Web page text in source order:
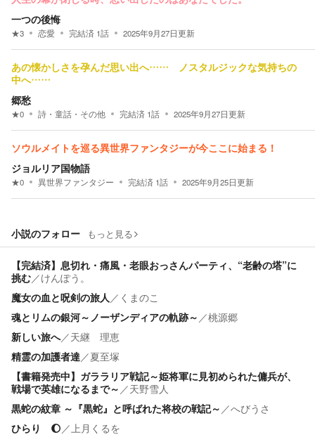
一つの後悔
★3 恋愛 完結済 1話 2025年9月27日更新
あの懐かしさを孕んだ思い出へ…… ノスタルジックな気持ちの
中へ……
郷愁
★0 詩・童話・その他 完結済 1話 2025年9月27日更新
ソウルメイトを巡る異世界ファンタジーが今ここに始まる！
ジョルリア国物語
★0 異世界ファンタジー 完結済 1話 2025年9月25日更新
小説のフォロー もっと見る
【完結済】息切れ・痛風・老眼おっさんパーティ、“老齢の塔”に
挑む／けんぽう。
魔女の血と呪剣の旅人／ くまのこ
魂とリムの銀河～ノーザンディアの軌跡～ ／桃源郷
新しい旅へ／天継 理恵
精霊の加護者達／夏至塚
【書籍発売中】ガララリア戦記～姫将軍に見初められた傭兵が、
戦場で英雄になるまで～ ／天野雪人
黒蛇の紋章 ～『黒蛇』と呼ばれた将校の戦記～ ／へびうさ
ひらり 🌔／上月くるを